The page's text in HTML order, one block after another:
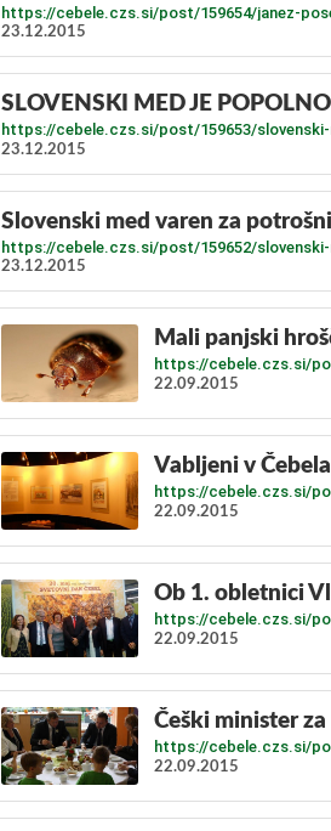
https://cebele.czs.si/post/159654/janez-
23.12.2015
SLOVENSKI MED JE
https://cebele.czs.si/post/159653/
23.12.2015
Slovenski med varen za
https://cebele.czs.si/post/159652/
23.12.2015
Mali panjski
https://cebele.czs.si/
22.09.2015
Vabljeni v
https://cebele.czs.si/
22.09.2015
Ob 1. obletnici
https://cebele.czs.si/
22.09.2015
Češki minister
https://cebele.czs.si/
22.09.2015